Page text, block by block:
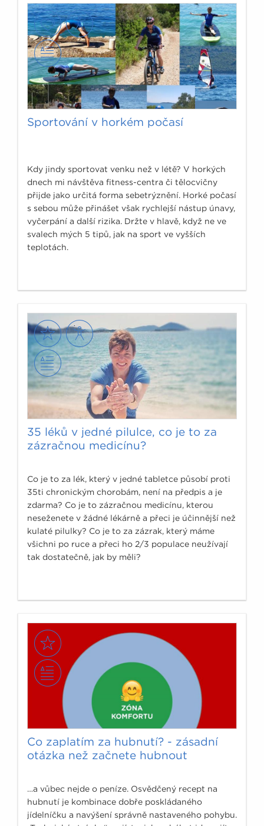
Sportování v horkém počasí
Kdy jindy sportovat venku než v létě? V horkých
dnech mi návštěva fitness-centra či tělocvičny
přijde jako určitá forma sebetrýznění. Horké počasí
s sebou může přinášet však rychlejší nástup únavy,
vyčerpání a další rizika. Držte v hlavě, když ne ve
svalech mých 5 tipů, jak na sport ve vyšších
teplotách.
35 léků v jedné pilulce, co je to za
zázračnou medicínu?
Co je to za lék, který v jedné tabletce působí proti
35ti chronickým chorobám, není na předpis a je
zdarma? Co je to zázračnou medicínu, kterou
neseženete v žádné lékárně a přeci je účinnější než
kulaté pilulky? Co je to za zázrak, který máme
všichni po ruce a přeci ho 2/3 populace neužívají
tak dostatečně, jak by měli?
Co zaplatím za hubnutí? - zásadní
otázka než začnete hubnout
…a vůbec nejde o peníze. Osvědčený recept na
hubnutí je kombinace dobře poskládaného
jídelníčku a navýšení správně nastaveného pohybu.